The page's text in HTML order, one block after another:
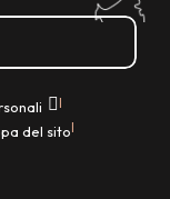
|
del sito|